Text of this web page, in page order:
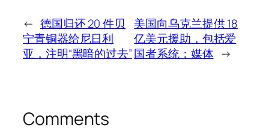
← 德国归还 20 件贝
宁青铜器给尼日利
亚，注明“黑暗的过去”
美国向乌克兰提供 18
亿美元援助，包括爱
国者系统：媒体 →
Comments